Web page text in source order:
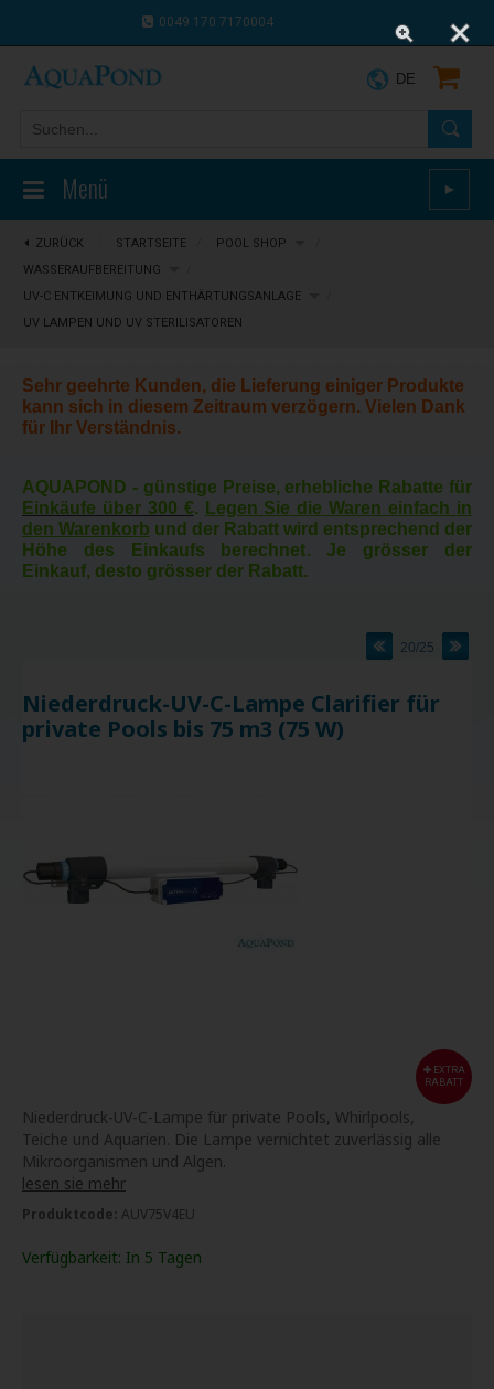
0049 170 7170004
Menü ►
DE
ZURÜCK STARTSEITE POOL SHOP
WASSERAUFBEREITUNG
UV-C ENTKEIMUNG UND ENTHÄRTUNGSANLAGE
UV LAMPEN UND UV STERILISATOREN
Sehr geehrte Kunden, die Lieferung einiger Produkte
kann sich in diesem Zeitraum verzögern. Vielen Dank
für Ihr Verständnis.
AQUAPOND - günstige Preise, erhebliche Rabatte für
Einkäufe über 300 €. Legen Sie die Waren einfach in
den Warenkorb und der Rabatt wird entsprechend der
Höhe des Einkaufs berechnet. Je grösser der
Einkauf, desto grösser der Rabatt.
20/25
Niederdruck-UV-C-Lampe Clarifier für
private Pools bis 75 m3 (75 W)
EXTRA
RABATT
Niederdruck-UV-C-Lampe für private Pools, Whirlpools,
Teiche und Aquarien. Die Lampe vernichtet zuverlässig alle
Mikroorganismen und Algen.
lesen sie mehr
Produktcode: AUV75V4EU
Verfügbarkeit: In 5 Tagen